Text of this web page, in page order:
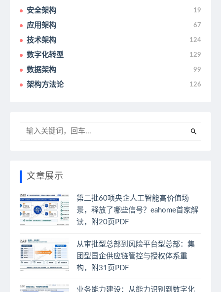
安全架构 19
应用架构 67
技术架构 124
数字化转型 129
数据架构 99
架构方法论 126
文章展示
第二批60项央企人工智能高价值场
景，释放了哪些信号？eahome首家解
读，附20页PDF
从审批型总部到风险平台型总部：集
团型国企供应链管控与授权体系重
构，附31页PDF
业务能力建设：从能力识别到数字化